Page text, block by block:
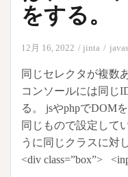
で
な
い
をする。
12月 16, 2022 jinta
同じセレクタが複数
コンソールには同じ
る。 jsやphpでDOM
同じもので設定して
うに同じクラスに対
<div class=”box”>